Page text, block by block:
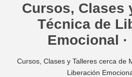
Cursos, Clases
Técnica de
Emocional
Cursos, Clases y Talleres cerca de
Liberación